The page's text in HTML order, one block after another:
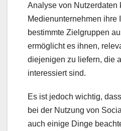
Analyse von Nutzerdaten
Medienunternehmen ihre
bestimmte Zielgruppen
ermöglicht es ihnen,
diejenigen zu liefern, die
interessiert sind.
Es ist jedoch wichtig,
bei der Nutzung von
auch einige Dinge